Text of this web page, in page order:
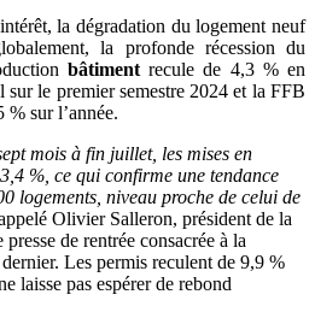
la dégradation du logement neuf
la profonde récession du
bâtiment recule de 4,3 % en
sur le premier semestre 2024 et la FFB
sur l’année.
mois à fin juillet, les mises en
%, ce qui confirme une tendance
logements, niveau proche de celui de
Olivier Salleron, président de la
de rentrée consacrée à la
Les permis reculent de 9,9 %
laisse pas espérer de rebond